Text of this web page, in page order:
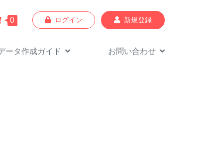
0 ログイン 新規登録
ータ作成ガイド お問い合わせ